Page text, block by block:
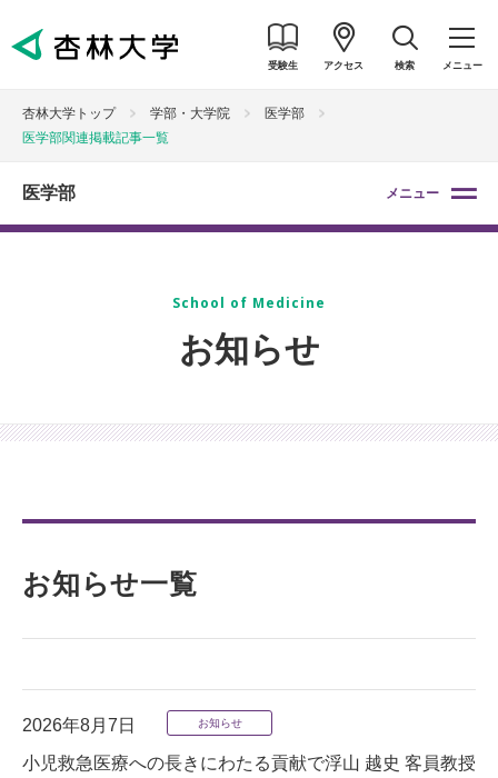
受験生 アクセス 検索 メニュー
杏林大学トップ 学部・大学院
医学部
医学部関連掲載記事一覧
医学部 メニュー
School of Medicine
お知らせ
お知らせ一覧
2026年8月7日 お知らせ
小児救急医療への長きにわたる貢献で浮山 越史 客員教授